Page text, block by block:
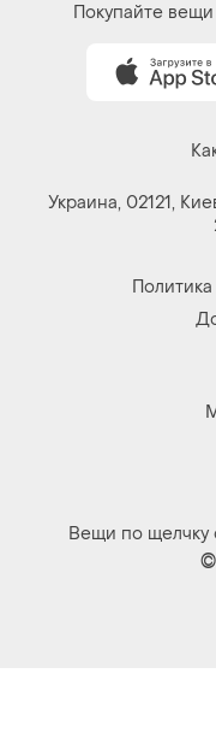
Покупайте
Украина, 02121,
Вещи по щелчку
©